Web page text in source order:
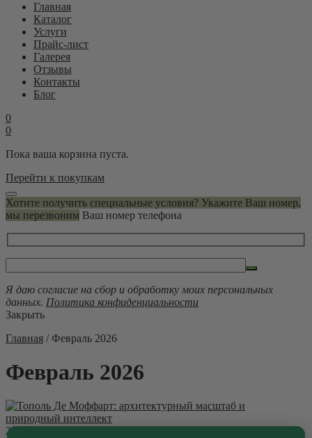
Главная
Каталог
Услуги
Прайс-лист
Галерея
Отзывы
Контакты
Блог
0
0
Пока ваша корзина пуста.
Перейти к покупкам
Хотите получить специальные условия? Укажите Ваш номер,
мы перезвоним Ваш номер телефона
Я даю согласие на сбор и обработку моих персональных
данных. Политика конфиденциальности
Закрыть
Главная /Февраль 2026
Февраль 2026
22.02.2026 ·